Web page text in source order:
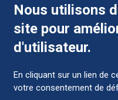
Comment préparer
Nous utilisons
site pour
d'utilisateur.
En cliquant sur un lien de
votre consentement de